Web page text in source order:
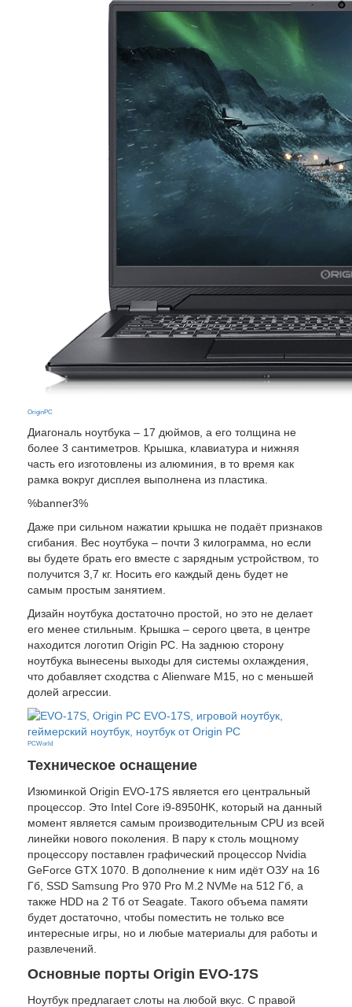
OriginPC
Диагональ ноутбука – 17 дюймов, а его толщина не
более 3 сантиметров. Крышка, клавиатура и нижняя
часть его изготовлены из алюминия, в то время как
рамка вокруг дисплея выполнена из пластика.
%banner3%
Даже при сильном нажатии крышка не подаёт признаков
сгибания. Вес ноутбука – почти 3 килограмма, но если
вы будете брать его вместе с зарядным устройством, то
получится 3,7 кг. Носить его каждый день будет не
самым простым занятием.
Дизайн ноутбука достаточно простой, но это не делает
его менее стильным. Крышка – серого цвета, в центре
находится логотип Origin PC. На заднюю сторону
ноутбука вынесены выходы для системы охлаждения,
что добавляет сходства с Alienware M15, но с меньшей
долей агрессии.
PCWorld
Техническое оснащение
Изюминкой Origin EVO-17S является его центральный
процессор. Это Intel Core i9-8950HK, который на данный
момент является самым производительным CPU из всей
линейки нового поколения. В пару к столь мощному
процессору поставлен графический процессор Nvidia
GeForce GTX 1070. В дополнение к ним идёт ОЗУ на 16
Гб, SSD Samsung Pro 970 Pro M.2 NVMe на 512 Гб, а
также HDD на 2 Тб от Seagate. Такого объема памяти
будет достаточно, чтобы поместить не только все
интересные игры, но и любые материалы для работы и
развлечений.
Основные порты Origin EVO-17S
Ноутбук предлагает слоты на любой вкус. С правой